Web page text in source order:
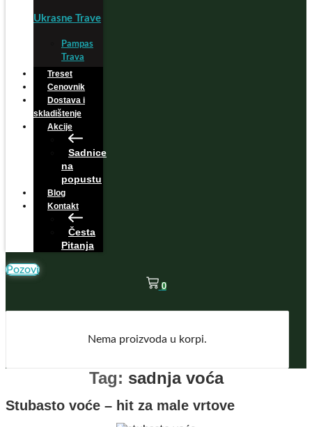
Ukrasne Trave
Pampas
Trava
Treset
Cenovnik
Dostava i
skladištenje
Akcije
Sadnice
na
popustu
Blog
Kontakt
Česta
Pitanja
Pozovi
0
Nema proizvoda u korpi.
Tag: sadnja voća
Stubasto voće – hit za male vrtove